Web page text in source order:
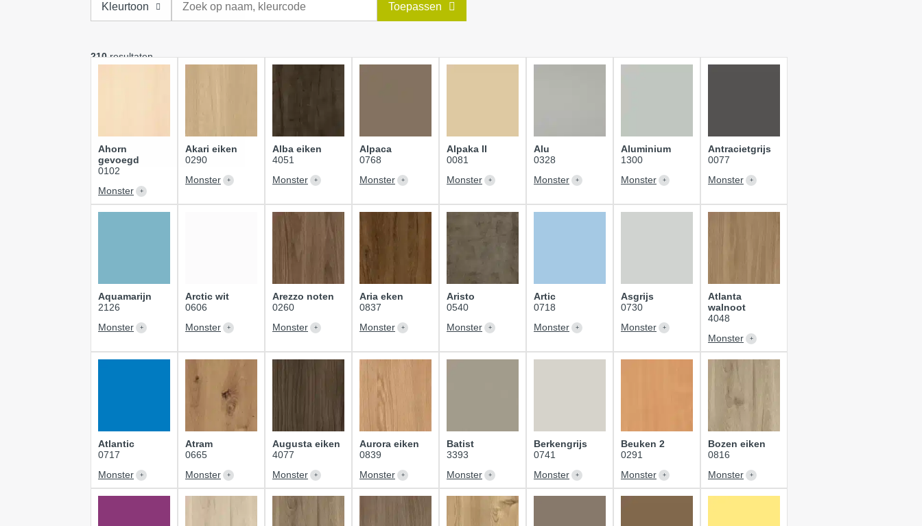
Kleurtoon Toepassen
210resultaten
Ahorn
gevoegd
0102
Monster
Akari eiken
0290
Monster
Alba eiken
4051
Monster
Alpaca
0768
Monster
Alpaka II
0081
Monster
Alu
0328
Monster
Aluminium
1300
Monster
Antracietgrijs
0077
Monster
Aquamarijn
2126
Monster
Arctic wit
0606
Monster
Arezzo noten
0260
Monster
Aria eken
0837
Monster
Aristo
0540
Monster
Artic
0718
Monster
Asgrijs
0730
Monster
Atlanta
walnoot
4048
Monster
Atlantic
0717
Monster
Atram
0665
Monster
Augusta eiken
4077
Monster
Aurora eiken
0839
Monster
Batist
3393
Monster
Berkengrijs
0741
Monster
Beuken 2
0291
Monster
Bozen eiken
0816
Monster